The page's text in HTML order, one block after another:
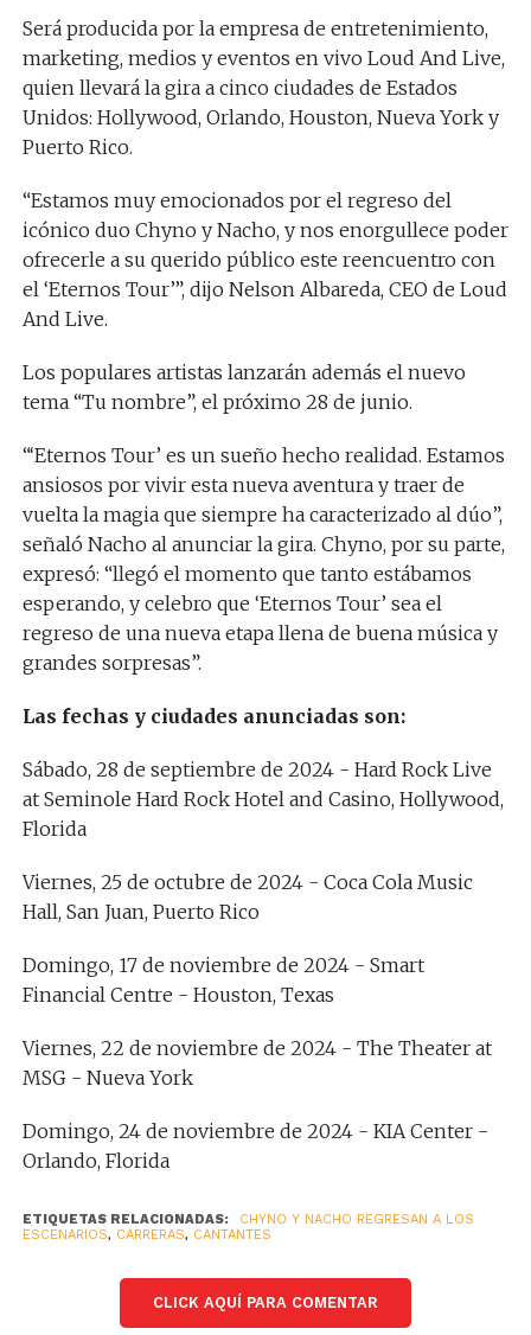
Será producida por la empresa de entretenimiento,
marketing, medios y eventos en vivo Loud And Live,
quien llevará la gira a cinco ciudades de Estados
Unidos: Hollywood, Orlando, Houston, Nueva York y
Puerto Rico.
“Estamos muy emocionados por el regreso del
icónico duo Chyno y Nacho, y nos enorgullece poder
ofrecerle a su querido público este reencuentro con
el ‘Eternos Tour’”, dijo Nelson Albareda, CEO de Loud
And Live.
Los populares artistas lanzarán además el nuevo
tema “Tu nombre”, el próximo 28 de junio.
“‘Eternos Tour’ es un sueño hecho realidad. Estamos
ansiosos por vivir esta nueva aventura y traer de
vuelta la magia que siempre ha caracterizado al dúo”,
señaló Nacho al anunciar la gira. Chyno, por su parte,
expresó: “llegó el momento que tanto estábamos
esperando, y celebro que ‘Eternos Tour’ sea el
regreso de una nueva etapa llena de buena música y
grandes sorpresas”.
Las fechas y ciudades anunciadas son:
Sábado, 28 de septiembre de 2024 - Hard Rock Live
at Seminole Hard Rock Hotel and Casino, Hollywood,
Florida
Viernes, 25 de octubre de 2024 - Coca Cola Music
Hall, San Juan, Puerto Rico
Domingo, 17 de noviembre de 2024 - Smart
Financial Centre - Houston, Texas
Viernes, 22 de noviembre de 2024 - The Theater at
MSG - Nueva York
Domingo, 24 de noviembre de 2024 - KIA Center -
Orlando, Florida
ETIQUETAS RELACIONADAS:
CHYNO Y NACHO REGRESAN A LOS
ESCENARIOS, CARRERAS, CANTANTES
CLICK AQUÍ PARA COMENTAR